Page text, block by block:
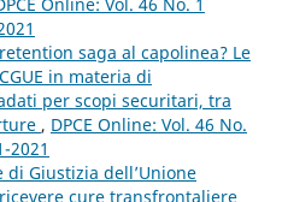
saga al capolinea? Le
in materia di
per scopi securitari, tra
, DPCE Online: Vol. 46 No.
2021
di Giustizia dell’Unione
cure transfrontaliere